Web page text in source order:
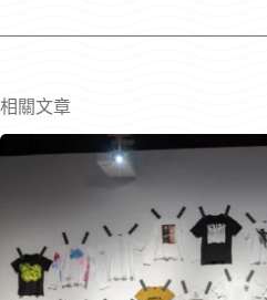
相關文章